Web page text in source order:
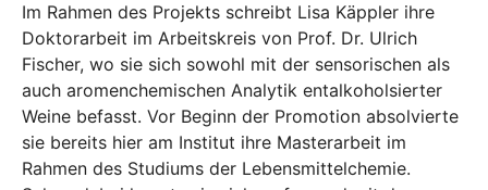
Im Rahmen des Projekts schreibt Lisa Käppler ihre
Doktorarbeit im Arbeitskreis von Prof. Dr. Ulrich
Fischer, wo sie sich sowohl mit der sensorischen als
auch aromenchemischen Analytik entalkoholsierter
Weine befasst. Vor Beginn der Promotion absolvierte
sie bereits hier am Institut ihre Masterarbeit im
Rahmen des Studiums der Lebensmittelchemie.